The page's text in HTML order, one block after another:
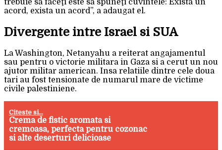
trebuie sa faceţi este sa spuneţi cuvintele: Exista un
acord, exista un acord”, a adaugat el.
Divergente intre Israel si SUA
La Washington, Netanyahu a reiterat angajamentul
sau pentru o victorie militara in Gaza si a cerut un nou
ajutor militar american. Insa relatiile dintre cele doua
tari au fost tensionate de numarul mare de victime
civile palestiniene.
Citeste si...
Crema de fistic aromata si
cremoasa, perfecta pentru cozonac
si alte deserturi delicioase